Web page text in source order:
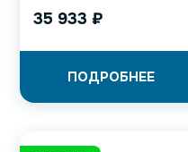
35 933 ₽
ПОДРОБНЕЕ